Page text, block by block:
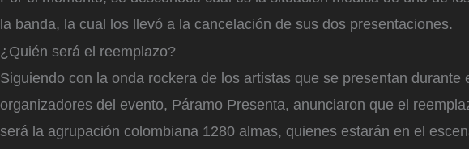
la banda, la cual los llevó a la cancelación de sus dos presentaciones.
¿Quién será el reemplazo?
Siguiendo con la onda rockera de los artistas que se presentan durante
organizadores del evento, Páramo Presenta, anunciaron que el
será la agrupación colombiana 1280 almas, quienes estarán en el